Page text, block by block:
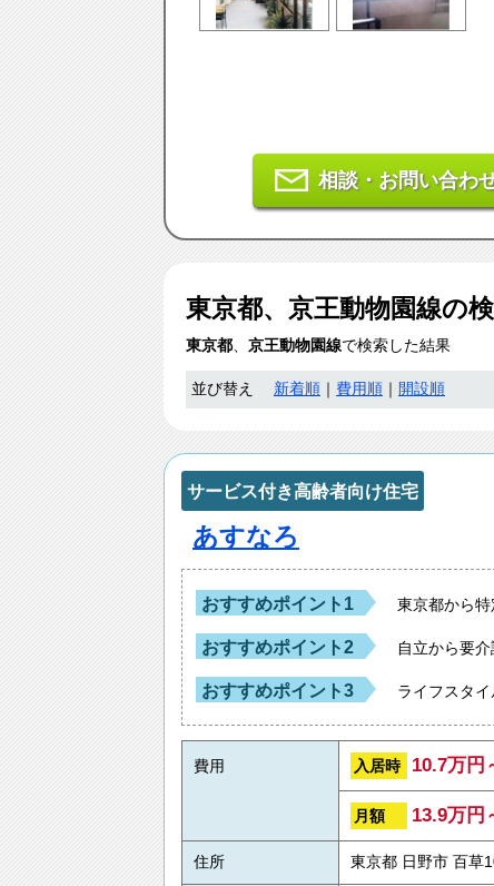
相談・お問い合わ
東京都、京王動物園線の
東京都、 京王動物園線で検索した結果
並び替え 新着順 費用順 開設順
サービス付き高齢者向け住宅
あすなろ
おすすめポイント1 東京都から
おすすめポイント2 自立から要
おすすめポイント3 ライフスタ
費用 入居時 10.7万円
月額 13.9万円
住所 東京都 日野市 百草